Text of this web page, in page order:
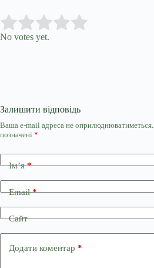
Rate this item:
No votes yet.
Залишити відповідь
Ваша e-mail адреса не оприлюднюватиметься.
позначені *
Ім’я*
Email*
Сайт
Додати коментар *